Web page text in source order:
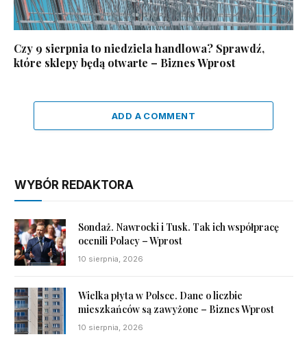
Czy 9 sierpnia to niedziela handlowa? Sprawdź,
które sklepy będą otwarte – Biznes Wprost
ADD A COMMENT
WYBÓR REDAKTORA
Sondaż. Nawrocki i Tusk. Tak ich współpracę
ocenili Polacy – Wprost
10 sierpnia, 2026
Wielka płyta w Polsce. Dane o liczbie
mieszkańców są zawyżone – Biznes Wprost
10 sierpnia, 2026